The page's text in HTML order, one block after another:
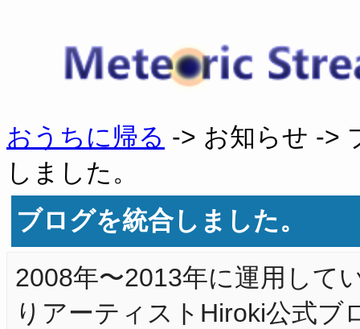
おうちに帰る -> お知らせ ->
しました。
ブログを統合しました。
2008年〜2013年に運用して
りアーティストHiroki公式ブ